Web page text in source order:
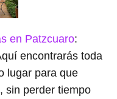
en Patzcuaro:
encontrarás toda
lugar para que
sin perder tiempo